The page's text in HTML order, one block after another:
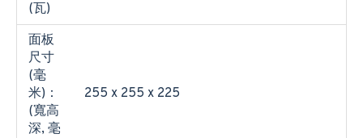
(瓦)
面板
尺寸
(毫
米)：
(寬高
深, 毫
255 x 255 x 225